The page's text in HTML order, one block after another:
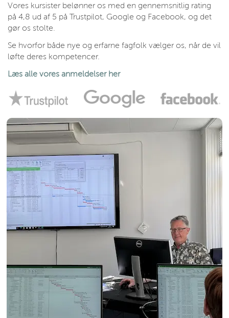
Vores kursister belønner os med en gennemsnitlig rating
på 4,8 ud af 5 på Trustpilot, Google og Facebook, og det
gør os stolte.
Se hvorfor både nye og erfarne fagfolk vælger os, når de vil
løfte deres kompetencer.
Læs alle vores anmeldelser her